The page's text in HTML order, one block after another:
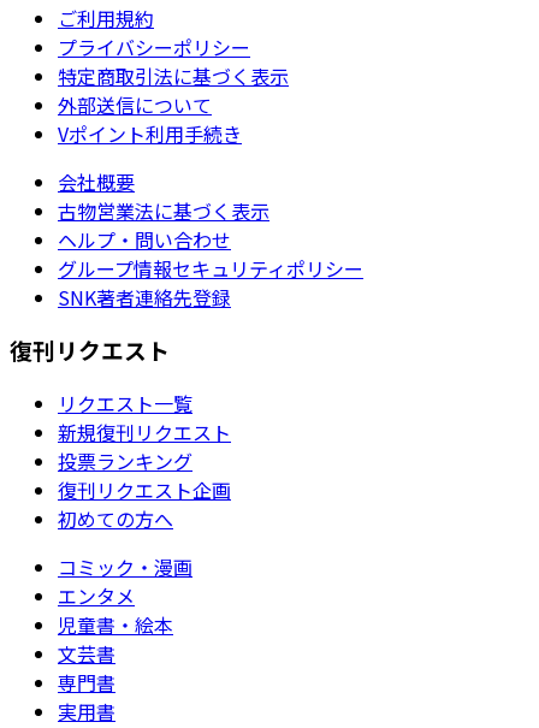
ご利用規約
プライバシーポリシー
特定商取引法に基づく表示
外部送信について
Vポイント利用手続き
会社概要
古物営業法に基づく表示
ヘルプ・問い合わせ
グループ情報セキュリティポリシー
SNK著者連絡先登録
復刊リクエスト
リクエスト一覧
新規復刊リクエスト
投票ランキング
復刊リクエスト企画
初めての方へ
コミック・漫画
エンタメ
児童書・絵本
文芸書
専門書
実用書